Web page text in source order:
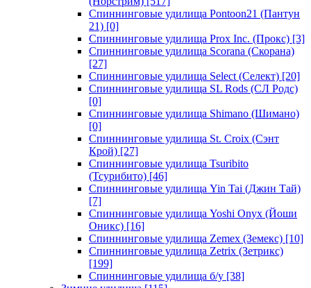
Спиннинговые удилища Pontoon21 (Пантун
21) [0]
Спиннинговые удилища Prox Inc. (Прокс) [3]
Спиннинговые удилища Scorana (Скорана)
[27]
Спиннинговые удилища Select (Селект) [20]
Спиннинговые удилища SL Rods (СЛ Родс)
[0]
Спиннинговые удилища Shimano (Шимано)
[0]
Спиннинговые удилища St. Croix (Сэнт
Крой) [27]
Спиннинговые удилища Tsuribito
(Тсурибито) [46]
Спиннинговые удилища Yin Tai (Джин Тай)
[7]
Спиннинговые удилища Yoshi Onyx (Йоши
Оникс) [16]
Спиннинговые удилища Zemex (Земекс) [10]
Спиннинговые удилища Zetrix (Зетрикс)
[199]
Спиннинговые удилища б/у [38]